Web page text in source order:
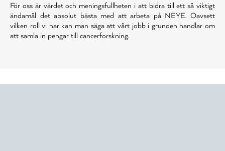
För oss är värdet och meningsfullheten i att bidra till ett så viktigt
ändamål det absolut bästa med att arbeta på NEYE. Oavsett
vilken roll vi har kan man säga att vårt jobb i grunden handlar om
att samla in pengar till cancerforskning.